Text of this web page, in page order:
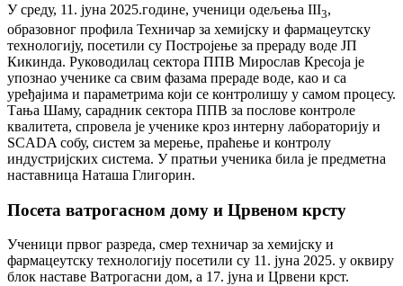
У среду, 11. јуна 2025.године, ученици одељења III3,
образовног профила Техничар за хемијску и фармацеутску
технологију, посетили су Постројење за прераду воде ЈП
Кикинда. Руководилац сектора ППВ Мирослав Кресоја је
упознао ученике са свим фазама прераде воде, као и са
уређајима и параметрима који се контролишу у самом процесу.
Тања Шаму, сарадник сектора ППВ за послове контроле
квалитета, спровела је ученике кроз интерну лабораторију и
SCADA собу, систем за мерење, праћење и контролу
индустријских система. У пратњи ученика била је предметна
наставница Наташа Глигорин.
Посета ватрогасном дому и Црвеном крсту
Ученици првог разреда, смер техничар за хемијску и
фармацеутску технологију посетили су 11. јуна 2025. у оквиру
блок наставе Ватрогасни дом, а 17. јуна и Црвени крст.